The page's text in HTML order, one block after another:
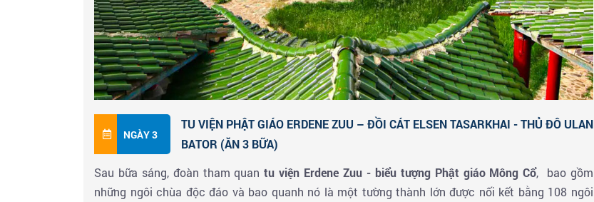
NGÀY 3
TU VIỆN PHẬT GIÁO ERDENE ZUU – ĐỒI CÁT ELSEN TASARKHAI - THỦ ĐÔ ULAN
BATOR (ĂN 3 BỮA)
Sau bữa sáng, đoàn tham quan tu viện Erdene Zuu - biểu tượng Phật giáo Mông Cổ, bao gồm
những ngôi chùa độc đáo và bao quanh nó là một tường thành lớn được nối kết bằng 108 ngôi